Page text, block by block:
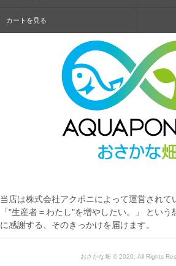
カートを見る
当店は株式会社アクポニによって運営されて
「"生産者＝わたし"を増やしたい。」 とい
に感謝する、そのきっかけを届けます。
おさかな畑 © 2020. All Rights